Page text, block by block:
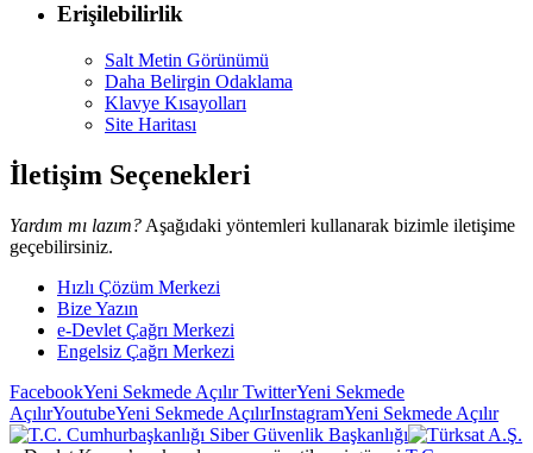
Erişilebilirlik
Salt Metin Görünümü
Daha Belirgin Odaklama
Klavye Kısayolları
Site Haritası
İletişim Seçenekleri
Yardım mı lazım? Aşağıdaki yöntemleri kullanarak bizimle iletişime
geçebilirsiniz.
Hızlı Çözüm Merkezi
Bize Yazın
e-Devlet Çağrı Merkezi
Engelsiz Çağrı Merkezi
FacebookYeni Sekmede AçılırTwitterYeni Sekmede
AçılırYoutubeYeni Sekmede AçılırInstagramYeni Sekmede Açılır